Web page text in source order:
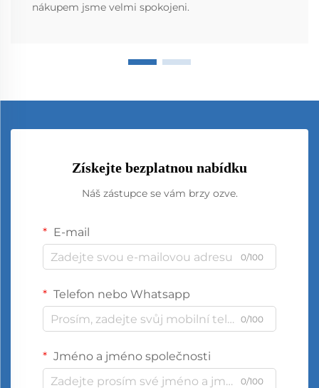
nákupem jsme velmi spokojeni.
Získejte bezplatnou nabídku
Náš zástupce se vám brzy ozve.
E-mail
0/100
Telefon nebo Whatsapp
0/100
Jméno a jméno společnosti
0/100